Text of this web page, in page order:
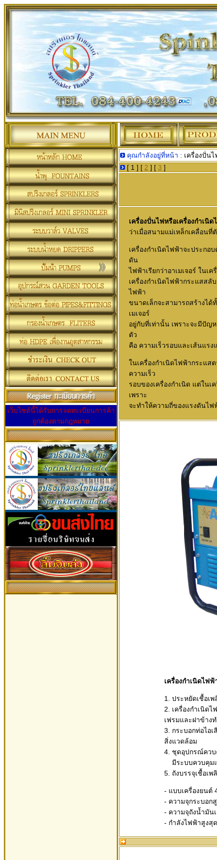
เว็บไซต์นี้ได้รับการจดทะเบียนการค้า
ถูกต้องตามกฎหมาย
คุณกำลังอยู่ที่หน้า : เครื่องปั่น
[ 1 ] [ 2 ] [ 3 ]
เครื่องปั่นไฟหรือเครื่องกำเนิด
ว่าเมื่อสนามแม่เหล็กเคลื่อน
เครื่องกำเนิดไฟฟ้าจะประก
ดัน
ไฟฟ้าเรียกว่าอาเมเจอร์ ในเ
เครื่องกำเนิดไฟฟ้ากระแสสลั
ไฟฟ้า
ขนาดเล็กจะสามารถสร้างไ
เมเจอร์
อยู่กับที่เท่านั้น เพราะจะมีปัญ
ตัว
คือ ความเร็วรอบและเส้นแรง
ในเครื่องกำเนิดไฟฟ้ากระแส
ความเร็ว
รอบของเครื่องกำเนิด แต่ใน
เพราะ
จะทำให้ความถี่ของแรงดันไ
เครื่องกำเนิดไฟฟ้
1. ประหยัดเชื้อเ
2. เครื่องกำเนิด
เฟรมและฝาข้าง
3. กระบอกท่อไอ
สิ่งแวดล้อม
4. ชุดอุปกรณ์ควบ
มีระบบควบคุมแ
5. ถังบรรจุเชื้อเ
- แบบเครื่องยนต์
- ความจุกระบอก
- ความจุถังน้ำมัน
- กำลังไฟฟ้าสูงสุ